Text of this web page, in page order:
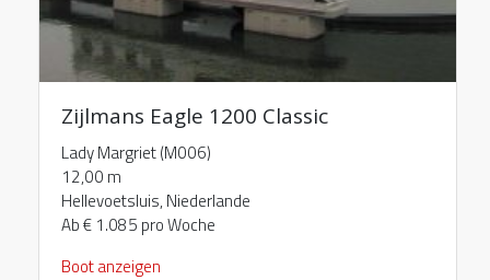
Zijlmans Eagle 1200 Classic
Lady Margriet (M006)
12,00 m
Hellevoetsluis, Niederlande
Ab € 1.085 pro Woche
Boot anzeigen